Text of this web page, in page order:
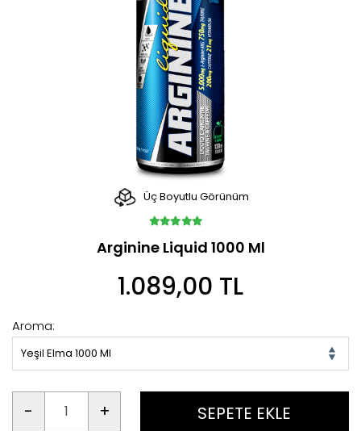
Üç Boyutlu Görünüm
Arginine Liquid 1000 Ml
1.089,00 TL
Aroma:
Yeşil Elma 1000 Ml
- + SEPETE EKLE